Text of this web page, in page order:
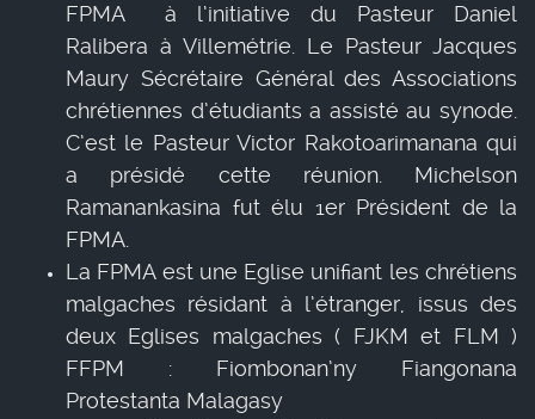
FPMA à l’initiative du Pasteur Daniel
Ralibera à Villemétrie. Le Pasteur Jacques
Maury Sécrétaire Général des Associations
chrétiennes d’étudiants a assisté au synode.
C’est le Pasteur Victor Rakotoarimanana qui
a présidé cette réunion. Michelson
Ramanankasina fut élu 1er Président de la
FPMA.
La FPMA est une Eglise unifiant les chrétiens
malgaches résidant à l’étranger, issus des
deux Eglises malgaches ( FJKM et FLM )
FFPM : Fiombonan’ny Fiangonana
Protestanta Malagasy